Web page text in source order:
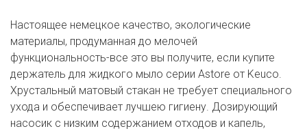
Настоящее немецкое качество, экологические
материалы, продуманная до мелочей
функциональность-все это вы получите, если купите
держатель для жидкого мыло серии Astore от Keuco.
Хрустальный матовый стакан не требует специального
ухода и обеспечивает лучшею гигиену. Дозирующий
насосик с низким содержанием отходов и капель,